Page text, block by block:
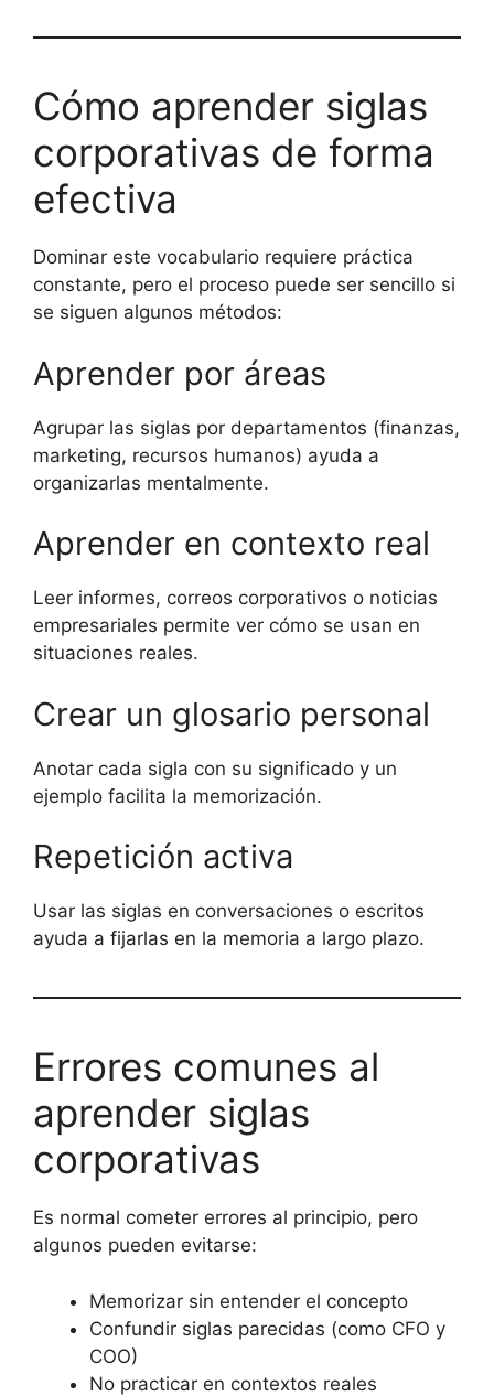
Cómo aprender siglas
corporativas de forma
efectiva
Dominar este vocabulario requiere práctica
constante, pero el proceso puede ser sencillo si
se siguen algunos métodos:
Aprender por áreas
Agrupar las siglas por departamentos (finanzas,
marketing, recursos humanos) ayuda a
organizarlas mentalmente.
Aprender en contexto real
Leer informes, correos corporativos o noticias
empresariales permite ver cómo se usan en
situaciones reales.
Crear un glosario personal
Anotar cada sigla con su significado y un
ejemplo facilita la memorización.
Repetición activa
Usar las siglas en conversaciones o escritos
ayuda a fijarlas en la memoria a largo plazo.
Errores comunes al
aprender siglas
corporativas
Es normal cometer errores al principio, pero
algunos pueden evitarse:
Memorizar sin entender el concepto
Confundir siglas parecidas (como CFO y
COO)
No practicar en contextos reales